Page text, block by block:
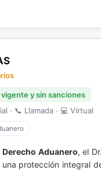
y sin sanciones
· 📞 Llamada · 💻 Virtual
Derecho Aduanero, el
protección integral